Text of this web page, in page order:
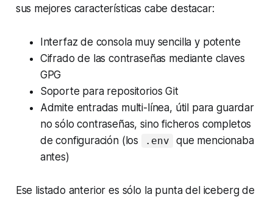
sus mejores características cabe destacar:
Interfaz de consola muy sencilla y potente
Cifrado de las contraseñas mediante claves
GPG
Soporte para repositorios Git
Admite entradas multi-línea, útil para guardar
no sólo contraseñas, sino ficheros completos
de configuración (los
.env
que mencionaba
antes)
Ese listado anterior es sólo la punta del iceberg de